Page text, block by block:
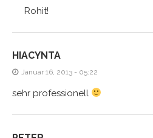
Rohit!
HIACYNTA
Januar 16, 2013 - 05:22
sehr professionell